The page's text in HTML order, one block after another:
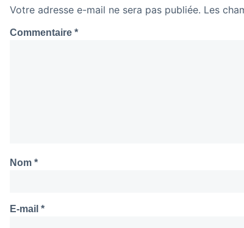
Votre adresse e-mail ne sera pas publiée. Les
Commentaire *
Nom *
E-mail *